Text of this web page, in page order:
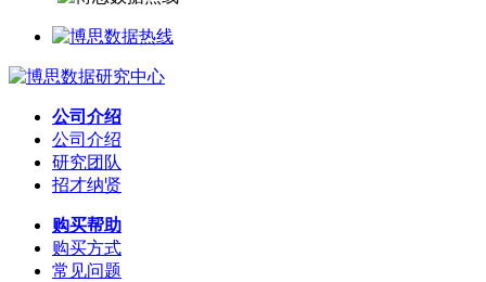
公司介绍
公司介绍
研究团队
招才纳贤
购买帮助
购买方式
常见问题